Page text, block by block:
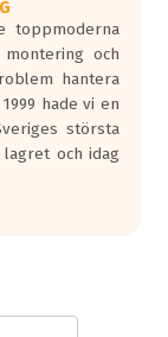
toppmoderna
och
hantera
hade vi en
största
och idag